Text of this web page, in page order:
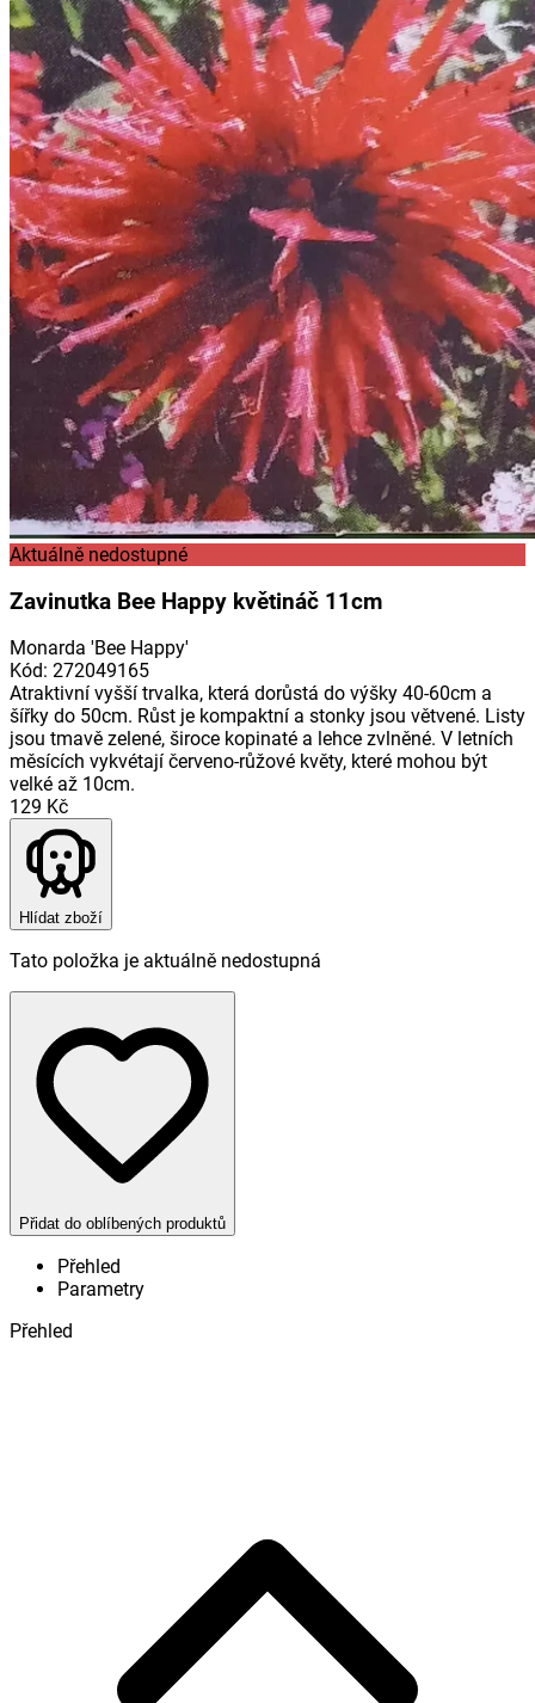
Aktuálně nedostupné
Zavinutka Bee Happy květináč 11cm
Monarda 'Bee Happy'
Kód: 272049165
Atraktivní vyšší trvalka, která dorůstá do výšky 40-60cm a
šířky do 50cm. Růst je kompaktní a stonky jsou větvené. Listy
jsou tmavě zelené, široce kopinaté a lehce zvlněné. V letních
měsících vykvétají červeno-růžové květy, které mohou být
velké až 10cm.
129 Kč
Hlídat zboží
Tato položka je aktuálně nedostupná
Přidat do oblíbených produktů
Přehled
Parametry
Přehled